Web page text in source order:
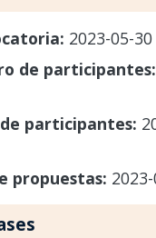
2023-05-
de participantes:
participantes:
propuestas: